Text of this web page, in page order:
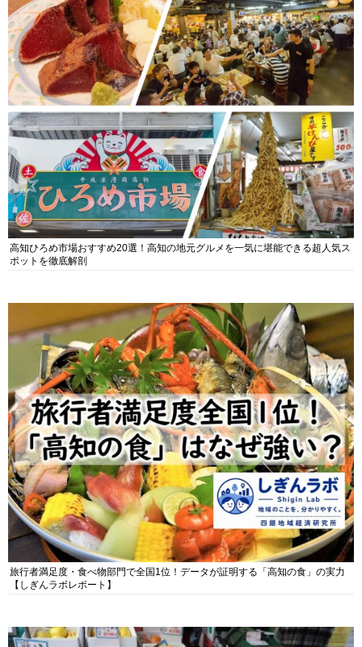
高知ひろめ市場おすすめ20選！高知の地元グルメを一気に堪能できる超人気ス
ポットを徹底解剖
旅行者満足度・食べ物部門で全国1位！データが証明する「高知の食」の実力
【しぎんラボレポート】